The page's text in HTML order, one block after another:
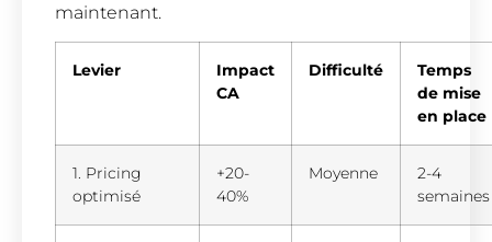
maintenant.
Levier
Impact
CA
Difficulté
Temps
de mise
en place
1. Pricing
optimisé
+20-
40%
Moyenne
2-4
semaines